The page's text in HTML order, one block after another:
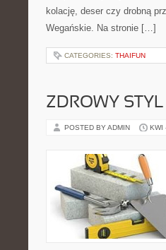
kolację, deser czy drobną
Wegańskie. Na stronie […]
CATEGORIES: THAIFUN
ZDROWY
POSTED BY ADMIN KWI